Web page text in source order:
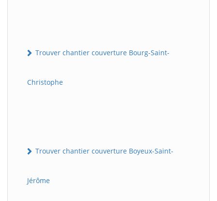
Trouver chantier couverture Bourg-Saint-
Christophe
Trouver chantier couverture Boyeux-Saint-
Jérôme